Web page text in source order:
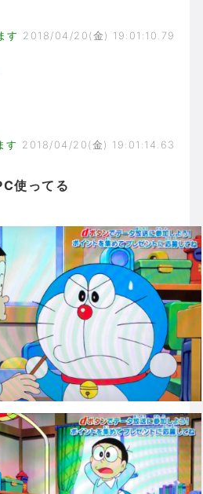
す 2018/04/20(金) 19:01:10.79
す 2018/04/20(金) 19:01:14.63
使ってる